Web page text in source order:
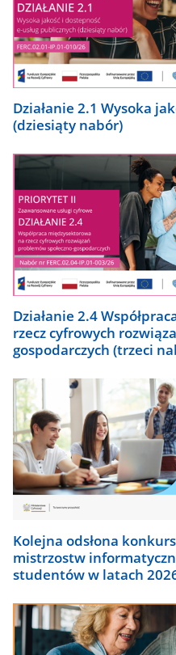
Działanie 2.1 Wysoka
(dziesiąty nabór)
Działanie 2.4
rzecz cyfrowych
gospodarczych (trzeci
Kolejna odsłona
mistrzostw
studentów w latach